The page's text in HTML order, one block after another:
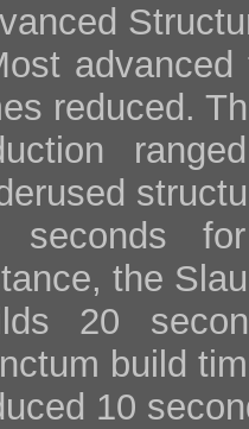
advanced
reduced.
seconds
the
20
build
10